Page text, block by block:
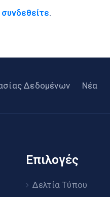
συνδεθείτε.
Δεδομένων Νέα
Επιλογές
Δελτία Τύπου